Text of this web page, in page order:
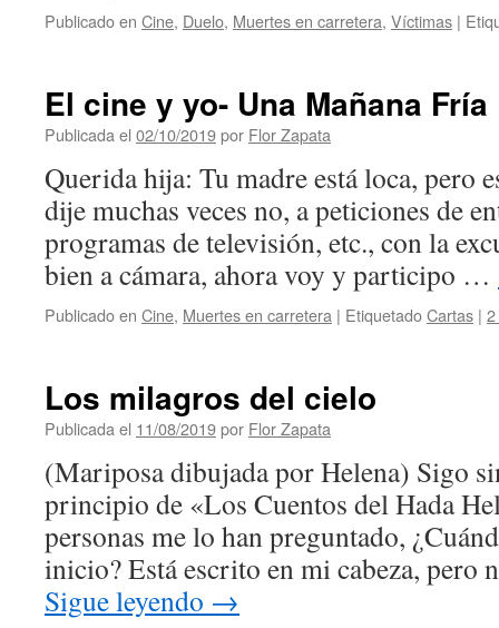
Publicado en Cine, Duelo, Muertes en carretera, Víctimas |
El cine y yo- Una Mañana Fría
Publicada el 02/10/2019por Flor Zapata
Querida hija: Tu madre está loca, pero
dije muchas veces no, a peticiones de
programas de televisión, etc., con la
bien a cámara, ahora voy y participo …
Publicado en Cine, Muertes en carretera | EtiquetadoCartas |
Los milagros del cielo
Publicada el 11/08/2019por Flor Zapata
(Mariposa dibujada por Helena) Sigo
principio de «Los Cuentos del Hada
personas me lo han preguntado,
inicio? Está escrito en mi cabeza, pero
Sigue leyendo →